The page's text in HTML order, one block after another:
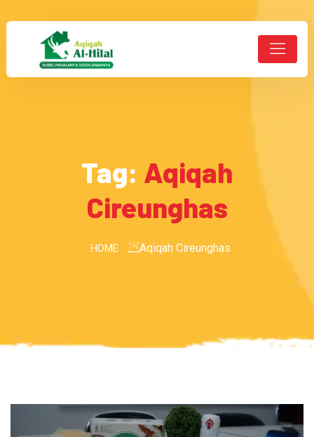
Tag: Aqiqah
Cireunghas
HOME Aqiqah Cireunghas